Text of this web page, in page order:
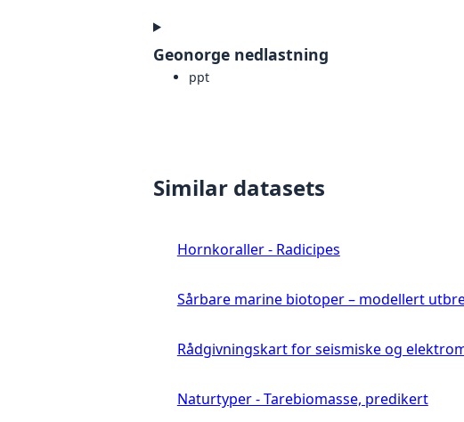
Geonorge nedlastning
ppt
Similar datasets
Hornkoraller - Radicipes
Sårbare marine biotoper – modellert
Rådgivningskart for seismiske og
Naturtyper - Tarebiomasse, predikert